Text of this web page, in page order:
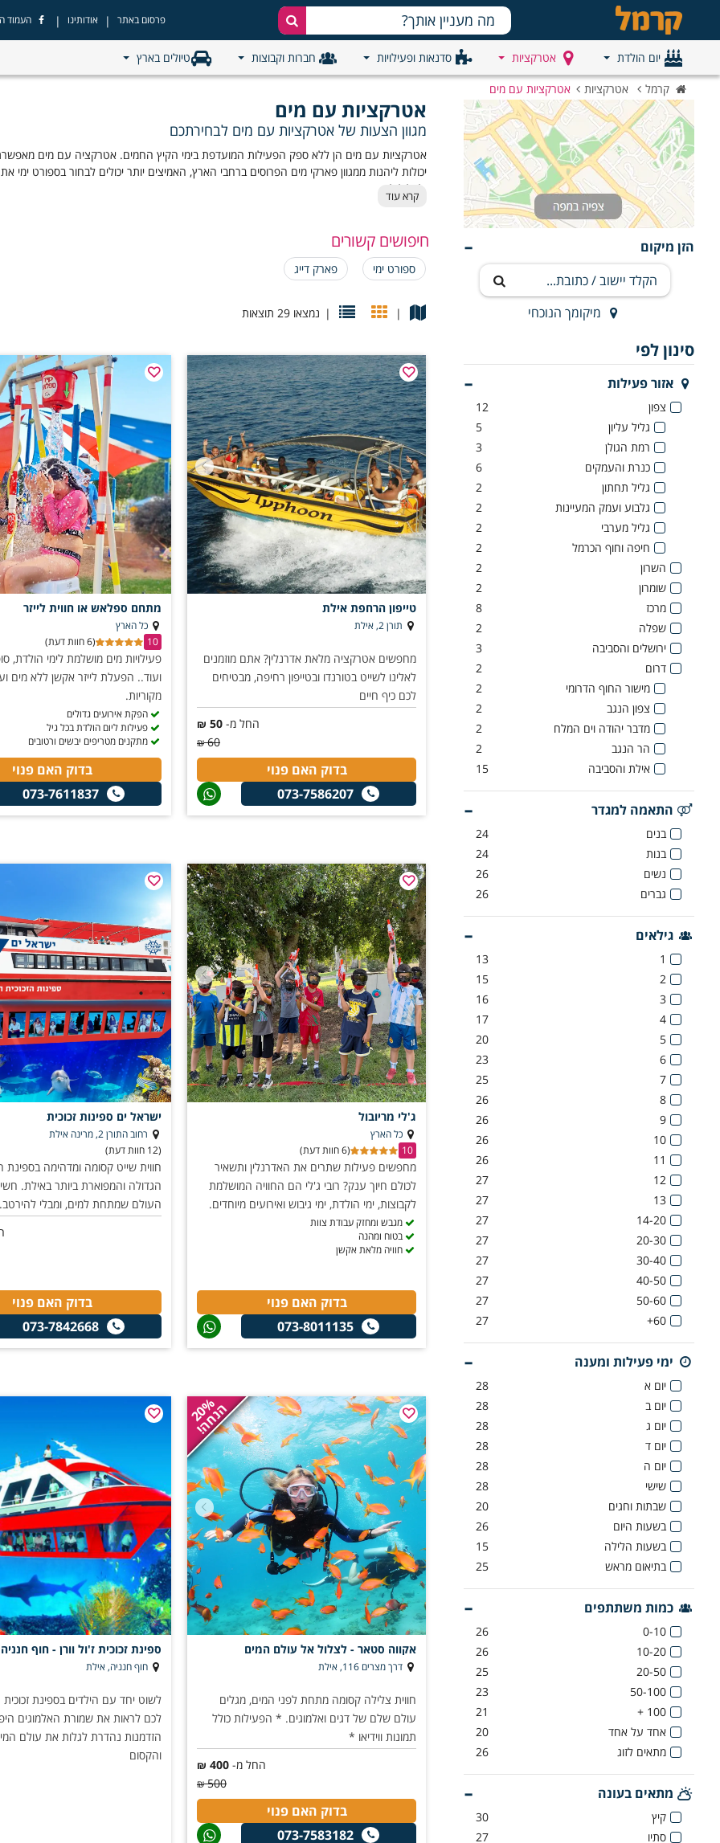
פרסום באתר | אודותינו | העמוד
יום הולדת אטרקציות סדנאות ופעילויות חברות וקבוצות טיולים בארץ
קרמל אטרקציות אטרקציות עם מים
אטרקציות עם מים
מגוון הצעות של אטרקציות עם מים לבחירתכם
אטרקציות עם מים הן ללא ספק הפעילות המועדפת בימי הקיץ החמים. אטרקציה עם מים מאפשרת
יכולות ליהנות ממגוון פארקי מים הפרוסים ברחבי הארץ, האמיצים יותר יכולים לבחור בספורט
ולצלול למים.
קרא עוד
חיפושים קשורים
ספורט ימי פארק דייג
|
| נמצאו 29 תוצאות
טייפון הרחפת אילת
תורן 2, אילת
מחפשים אטרקציה מלאת אדרנלין? אתם מוזמנים
לאלינו לשייט בטורנדו ובטייפון רחיפה, מבטיחים
לכם כיף חיים
החל מ- 50
₪
60
₪
בדוק האם פנוי
073-7586207
מתחם ספלאש או חווית לייזר
כל הארץ
10
(6 חוות דעת)
פעילויות מים מושלמת לימי הולדת,
ועוד.. הפעלת לייזר אקשן ללא מים
מקוריות.
הפקת אירועים גדולים
פעילות ליום הולדת בכל גיל
מתקנים מטריפים יבשים ורטובים
בדוק האם פנוי
073-7611837
ג'לי מריובול
כל הארץ
10
(6 חוות דעת)
מחפשים פעילות שתרים את האדרנלין ותשאיר
לכולם חיוך ענק? רובי ג'לי הם החוויה המושלמת
לקבוצות, ימי הולדת, ימי גיבוש ואירועים מיוחדים.
מגבש ומחזק עבודת צוות
בטוח ומהנה
חוויה מלאת אקשן
בדוק האם פנוי
073-8011135
ישראל ים ספינות זכוכית
רחוב התורן 2, מרינה אילת
(12 חוות דעת)
חווית שייט קסומה ומדהימה בספינת
הגדולה והמפוארת ביותר באילת.
העולם שמתחת למים, ומבלי להירטב.
בדוק האם פנוי
073-7842668
20%
הנחה!
אקווה סטאר - לצלול אל עולם המים
דרך מצרים 116, אילת
חווית צלילה קסומה מתחת לפני המים, מגלים
עולם שלם של דגים ואלמוגים. * הפעילות כולל
תמונות ווידיאו *
החל מ- 400
₪
500
₪
בדוק האם פנוי
073-7583182
ספינת זכוכית ז'ול וורן - חוף חנניה
חוף חנניה, אילת
לשוט יחד עם הילדים בספינת
לכם לראות את שמורת האלמוגים
הזדמנות נהדרת לגלות את עולם
והקסום
הזן מיקום
מיקומך הנוכחי
סינון לפי
אזור פעילות
צפון
12
גליל עליון
5
רמת הגולן
3
כנרת והעמקים
6
גליל תחתון
2
גלבוע ועמק המעיינות
2
גליל מערבי
2
חיפה וחוף הכרמל
2
השרון
2
שומרון
2
מרכז
8
שפלה
2
ירושלים והסביבה
3
דרום
2
מישור החוף הדרומי
2
צפון הנגב
2
מדבר יהודה וים המלח
2
הר הנגב
2
אילת והסביבה
15
התאמה למגדר
בנים
24
בנות
24
נשים
26
גברים
26
גילאים
1
13
2
15
3
16
4
17
5
20
6
23
7
25
8
26
9
26
10
26
11
26
12
27
13
27
14-20
27
20-30
27
30-40
27
40-50
27
50-60
27
60+
27
ימי פעילות ומענה
יום א
28
יום ב
28
יום ג
28
יום ד
28
יום ה
28
שישי
28
שבתות וחגים
20
בשעות היום
26
בשעות הלילה
15
בתיאום מראש
25
כמות משתתפים
0-10
26
10-20
26
20-50
25
50-100
23
100 +
21
אחד על אחד
20
מתאים לזוג
26
מתאים בעונה
קיץ
30
סתיו
27